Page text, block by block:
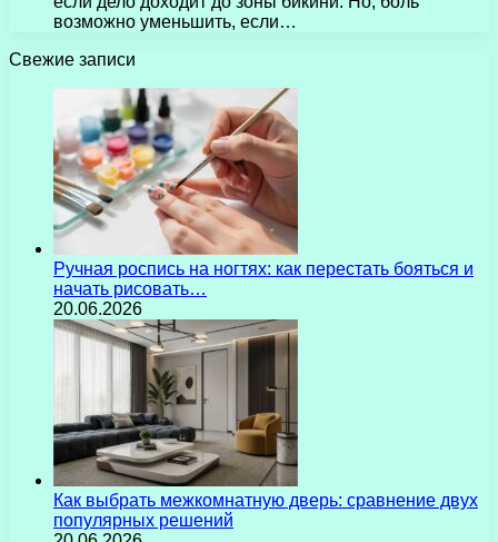
возможно уменьшить, если…
Свежие записи
Ручная роспись на ногтях: как перестать бояться и
начать рисовать…
20.06.2026
Как выбрать межкомнатную дверь: сравнение двух
популярных решений